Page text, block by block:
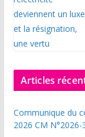
Articles
Communique du
2026 CM N°2026-